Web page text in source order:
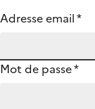
Adresse email*
Mot de passe*